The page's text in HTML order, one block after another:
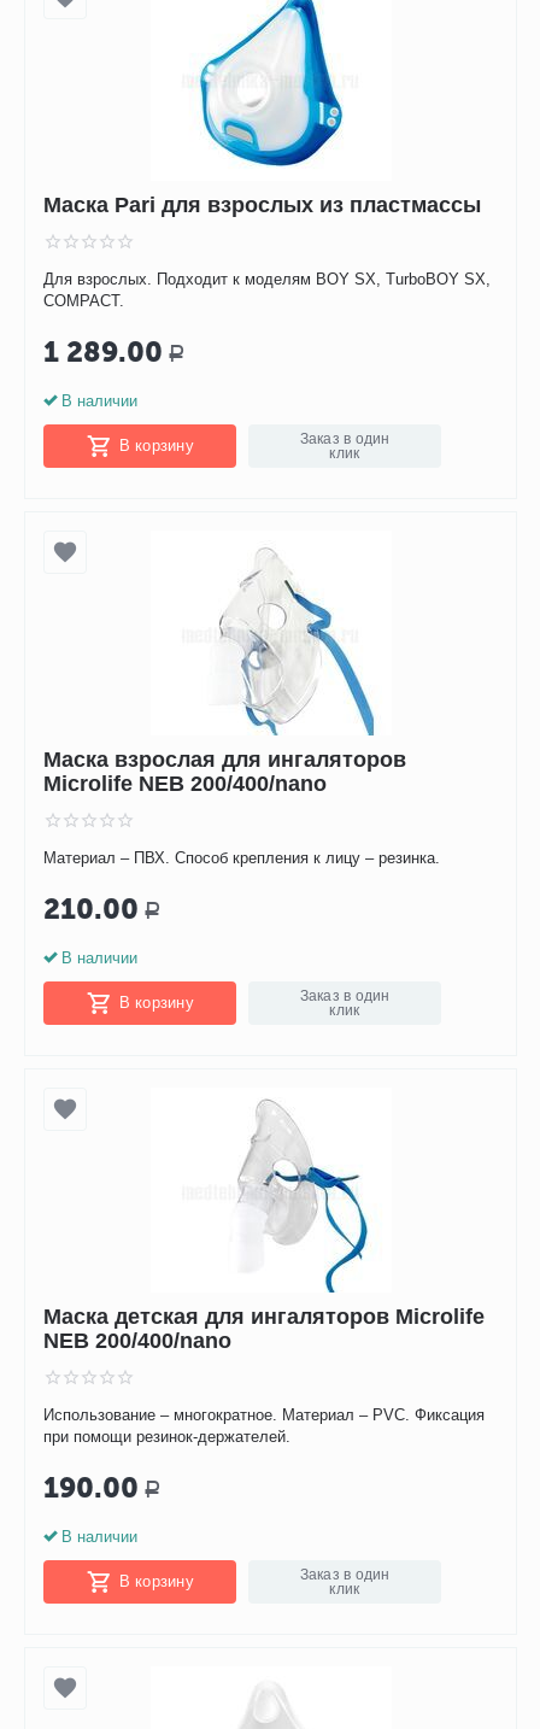
Маска Pari для взрослых из пластмассы
Для взрослых. Подходит к моделям BOY SX, TurboBOY SX,
COMPACT.
1 289.00 Р
В наличии
В корзину
Заказ в один
клик
Маска взрослая для ингаляторов
Microlife NEB 200/400/nano
Материал – ПВХ. Способ крепления к лицу – резинка.
210.00 Р
В наличии
В корзину
Заказ в один
клик
Маска детская для ингаляторов Microlife
NEB 200/400/nano
Использование – многократное. Материал – PVC. Фиксация
при помощи резинок-держателей.
190.00 Р
В наличии
В корзину
Заказ в один
клик